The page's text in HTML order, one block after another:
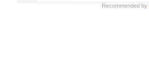
Recommended by